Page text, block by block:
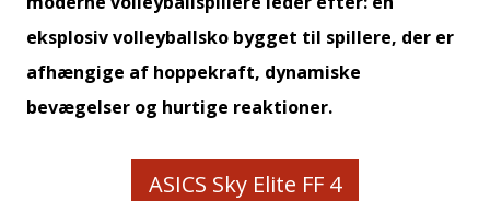
eksplosiv volleyballsko bygget til spillere, der er
afhængige af hoppekraft, dynamiske
bevægelser og hurtige reaktioner.
ASICS Sky Elite FF 4